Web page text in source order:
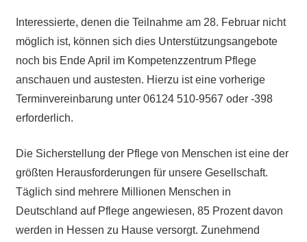
Interessierte, denen die Teilnahme am 28. Februar nicht
möglich ist, können sich dies Unterstützungsangebote
noch bis Ende April im Kompetenzzentrum Pflege
anschauen und austesten. Hierzu ist eine vorherige
Terminvereinbarung unter 06124 510-9567 oder -398
erforderlich.
Die Sicherstellung der Pflege von Menschen ist eine der
größten Herausforderungen für unsere Gesellschaft.
Täglich sind mehrere Millionen Menschen in
Deutschland auf Pflege angewiesen, 85 Prozent davon
werden in Hessen zu Hause versorgt. Zunehmend